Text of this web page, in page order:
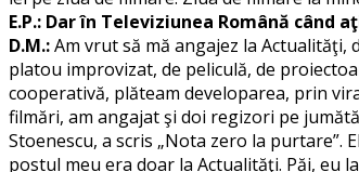
E.P.: Dar în Televiziunea Română
D.M.:Am vrut să mă angajez la
platou improvizat, de peliculă, de
cooperativă, plăteam developarea, prin
filmări, am angajat şi doi regizori pe
Stoenescu, a scris „Nota zero la purtare”.
postul meu era doar la Actualităţi. Păi, eu